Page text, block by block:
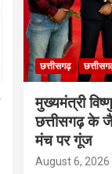
छत्तीसगढ़
मुख्यमंत्री
छत्तीसगढ़ के
मंच पर गूंज
August 6, 2026